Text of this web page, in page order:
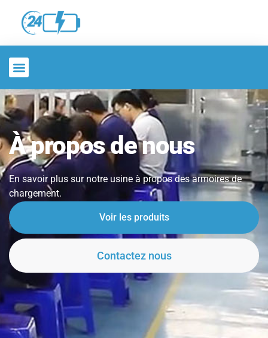
À propos de nous
En savoir plus sur notre usine à propos des armoires de
chargement.
Voir les produits
Contactez nous